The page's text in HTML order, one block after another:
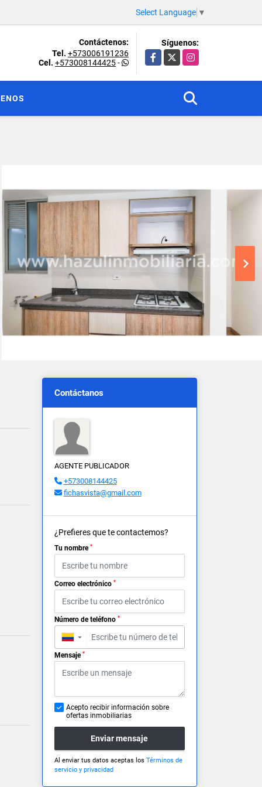
Select Language ▼
Contáctenos:
Tel. +573006191236
Cel. +573008144425-
Síguenos:
Facebook
X Instagram
Contáctanos
AGENTE PUBLICADOR
+573008144425
fichasvista@gmail.com
¿Prefieres que te contactemos?
Tu nombre *
Correo electrónico *
Número de teléfono *
▼
Mensaje *
Acepto recibir información sobre
ofertas inmobiliarias
Enviar mensaje
Al enviar tus datos aceptas los Términos de
servicio y privacidad